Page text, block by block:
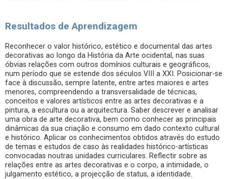
Resultados de Aprendizagem
Reconhecer o valor histórico, estético e documental das artes
decorativas ao longo da História da Arte ocidental, nas suas
óbvias relações com outros domínios culturais e geográficos,
num período que se estende dos séculos VIII a XXI. Posicionar-se
face à discussão, sempre latente, entre artes maiores e artes
menores, compreendendo a transversalidade de técnicas,
conceitos e valores artísticos entre as artes decorativas e a
pintura, a escultura ou a arquitectura. Saber descrever e analisar
uma obra de arte decorativa, bem como conhecer as principais
dinâmicas da sua criação e consumo em dado contexto cultural
e histórico. Aplicar os conhecimentos obtidos através do estudo
de temas e estudos de caso às realidades histórico-artísticas
convocadas noutras unidades curriculares. Reflectir sobre as
relações entre as artes decorativas e o corpo, a intimidade, o
julgamento estético, a projecção de status, a identidade.